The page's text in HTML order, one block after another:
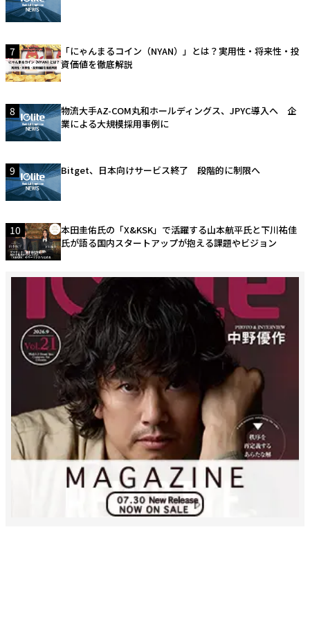
7
「にゃんまるコイン（NYAN）」とは？実用性・将来性・投
資価値を徹底解説
8
物流大手AZ-COM丸和ホールディングス、JPYC導入へ 企
業による大規模採用事例に
9 Bitget、日本向けサービス終了 段階的に制限へ
10
本田圭佑氏の「X&KSK」で活躍する山本航平氏と下川祐佳
氏が語る国内スタートアップが抱える課題やビジョン